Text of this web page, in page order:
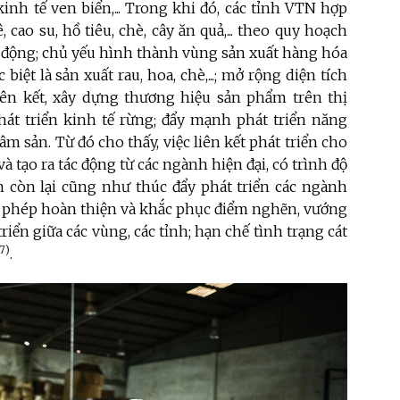
tế ven biển,... Trong khi đó, các tỉnh VTN hợp
su, hồ tiêu, chè, cây ăn quả,... theo quy hoạch
chủ yếu hình thành vùng sản xuất hàng hóa
là sản xuất rau, hoa, chè,...; mở rộng diện tích
kết, xây dựng thương hiệu sản phẩm trên thị
triển kinh tế rừng; đẩy mạnh phát triển năng
sản. Từ đó cho thấy, việc liên kết phát triển cho
tạo ra tác động từ các ngành hiện đại, có trình độ
còn lại cũng như thúc đẩy phát triển các ngành
hoàn thiện và khắc phục điểm nghẽn, vướng
giữa các vùng, các tỉnh; hạn chế tình trạng cát
.